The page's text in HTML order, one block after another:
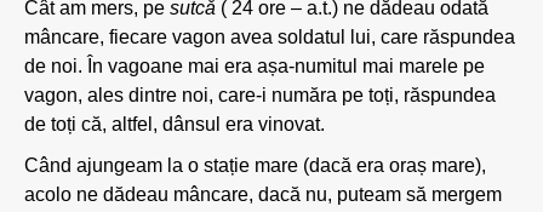
Cât am mers, pe sutcă ( 24 ore – a.t.) ne dădeau odată
mâncare, fiecare vagon avea soldatul lui, care răspundea
de noi. În vagoane mai era așa-numitul mai marele pe
vagon, ales dintre noi, care-i număra pe toți, răspundea
de toți că, altfel, dânsul era vinovat.
Când ajungeam la o stație mare (dacă era oraș mare),
acolo ne dădeau mâncare, dacă nu, puteam să mergem